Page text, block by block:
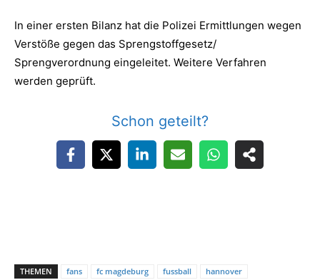
In einer ersten Bilanz hat die Polizei Ermittlungen wegen
Verstöße gegen das Sprengstoffgesetz/
Sprengverordnung eingeleitet. Weitere Verfahren
werden geprüft.
Schon geteilt?
THEMEN fans fc magdeburg fussball
hannover